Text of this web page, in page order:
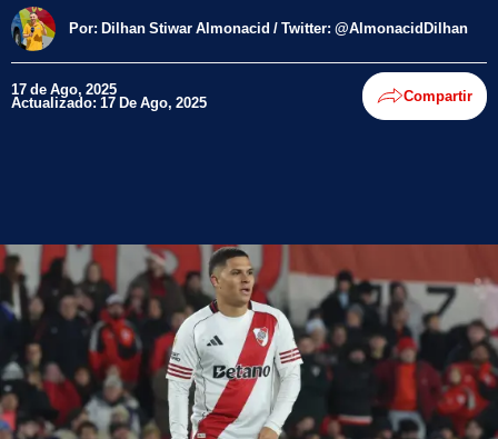
Por: Dilhan Stiwar Almonacid / Twitter: @AlmonacidDilhan
17 de Ago, 2025
Actualizado: 17 De Ago, 2025 Compartir